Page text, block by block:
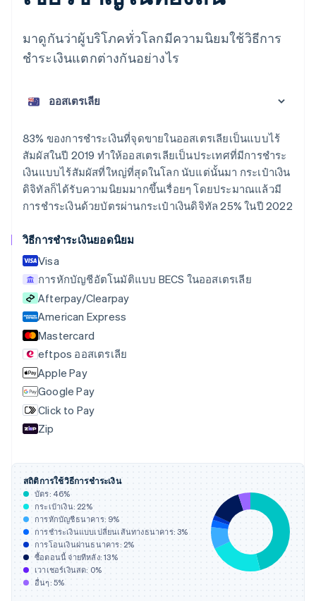
มาดูกันว่าผู้บริโภคทั่วโลกมีความนิยมใช้วิธีการ
ชำระเงินแตกต่างกันอย่างไร
83% ของการชำระเงินที่จุดขายในออสเตรเลียเป็นแบบไร้
สัมผัสในปี 2019 ทำให้ออสเตรเลียเป็นประเทศที่มีการชำระ
เงินแบบไร้สัมผัสที่ใหญ่ที่สุดในโลก นับแต่นั้นมา กระเป๋าเงิน
ดิจิทัลก็ได้รับความนิยมมากขึ้นเรื่อยๆ โดยประมาณแล้วมี
การชำระเงินด้วยบัตรผ่านกระเป๋าเงินดิจิทัล 25% ในปี 2022
วิธีการชำระเงินยอดนิยม
Visa
การหักบัญชีอัตโนมัติแบบ BECS ในออสเตรเลีย
Afterpay/Clearpay
American Express
Mastercard
eftpos ออสเตรเลีย
Apple Pay
Google Pay
Click to Pay
Zip
สถิติการใช้วิธีการชำระเงิน
บัตร: 46%
กระเป๋าเงิน:22%
การหักบัญชีธนาคาร: 9%
การชำระเงินแบบเปลี่ยนเส้นทางธนาคาร:3%
การโอนเงินผ่านธนาคาร: 2%
ซื้อตอนนี้ จ่ายทีหลัง:13%
เวาเชอร์เงินสด: 0%
อื่นๆ: 5%
เขตบริหารพิเศษฮ่องกง ประเทศจีน
English Français
โครเอเชีย
EnglishItaliano
จีนแผ่นดินใหญ่
简体中文 English
ญี่ปุ่น
日本語
เดนมาร์ก
English
ไทย
ไทยEnglish
นอร์เวย์
English
นิวซีแลนด์
English
เนเธอร์แลนด์
NederlandsEnglish
บราซิล
Português
English
เบลเยียม
Nederlands
โปรตุเกส
Português English
โปแลนด์
English
ฝรั่งเศส
FrançaisEnglish
ฟินแลนด์